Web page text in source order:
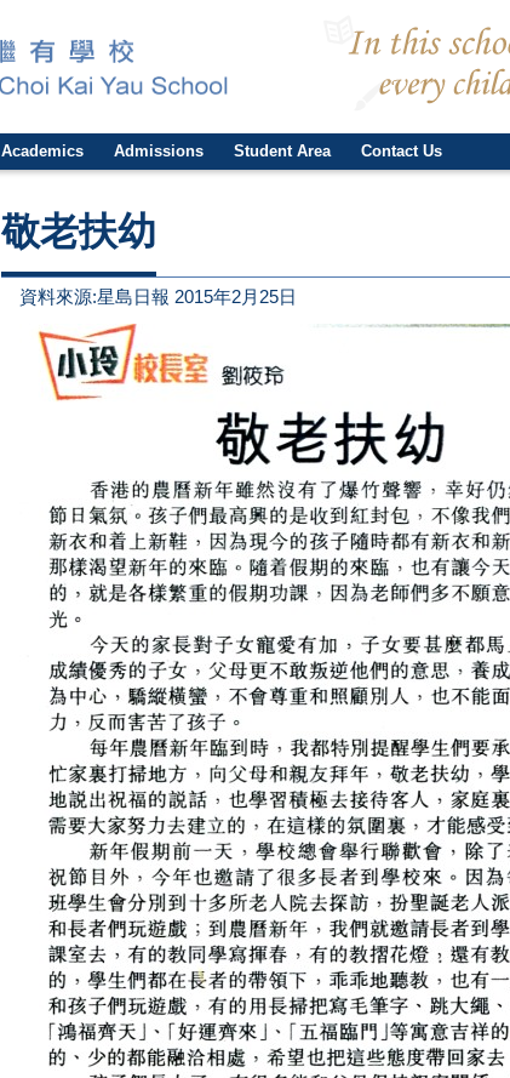
Academics Admissions Student Area Contact Us
敬老扶幼
資料來源:星島日報 2015年2月25日